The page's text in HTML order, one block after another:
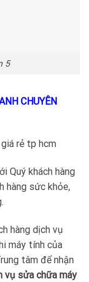
5
CHUYÊN
rẻ tp hcm
Quý khách hàng
hàng sức khỏe,
hàng dịch vụ
máy tính của
tâm để nhận
vụ sửa chữa máy